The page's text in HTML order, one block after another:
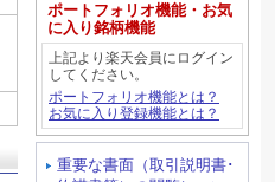
ポートフォリオ機能・お気
に入り銘柄機能
上記より楽天会員にログイン
してください。
ポートフォリオ機能とは？
お気に入り登録機能とは？
重要な書面（取引説明書･